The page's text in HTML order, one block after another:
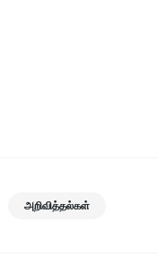
அறிவித்தல்கள்